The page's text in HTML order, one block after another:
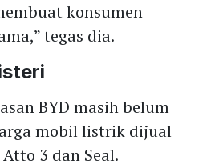
konsumen
tegas dia.
BYD masih belum
mobil listrik dijual
Atto 3 dan Seal.